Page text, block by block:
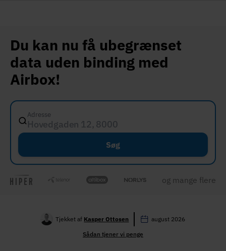
Du kan nu få ubegrænset
data uden binding med
Airbox!
Adresse
Hovedgaden 12, 8000 Aarhus C
Søg
og mange flere
Tjekket af Kasper Ottosen
august 2026
Sådan tjener vi penge